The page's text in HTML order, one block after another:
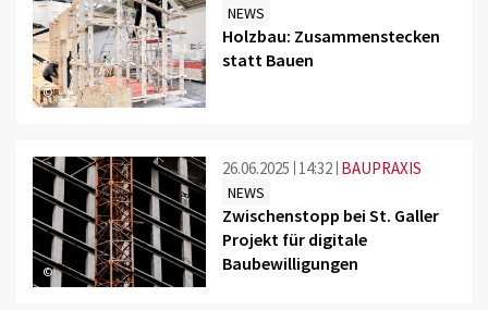
©
NEWS
Holzbau: Zusammenstecken
statt Bauen
©
26.06.2025 14:32 BAUPRAXIS
NEWS
Zwischenstopp bei St. Galler
Projekt für digitale
Baubewilligungen